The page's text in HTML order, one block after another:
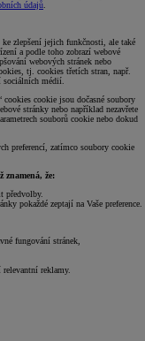
údajů
zlepšení jejich funkčnosti, ale také
a podle toho zobrazí webové
webových stránek nebo
tj. cookies třetích stran, např.
sociálních médií.
cookie jsou dočasné soubory
stránky nebo například nezavřete
souborů cookie nebo dokud
preferencí, zatímco soubory cookie
znamená, že:
předvolby.
pokaždé zeptají na Vaše preference.
fungování stránek,
reklamy.